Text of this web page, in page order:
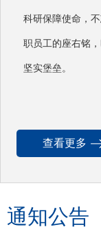
科研保障使命，
职员工的座右铭
坚实堡垒。
查看更多
通知公告